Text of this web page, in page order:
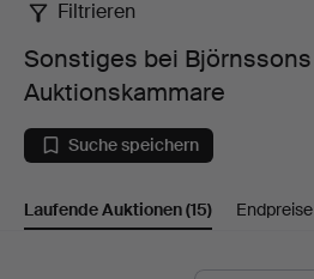
Sonstiges
bei
Björnssons
Auktionskammare
Filtrieren
Sonstiges bei Björnssons
Auktionskammare
Suche speichern
Laufende Auktionen(15) Endpreise